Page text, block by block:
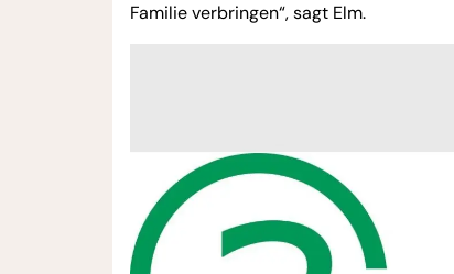
Familie verbringen“, sagt Elm.